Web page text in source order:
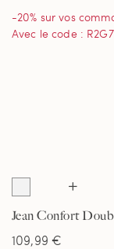
-20% sur vos
Avec le code : R2G7
Jean Confort
109,99 €